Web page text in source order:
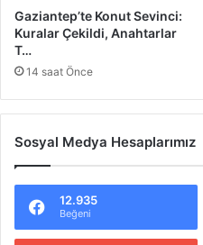
l
ı
y
r
d
i
r
g
n
Gaziantep’te Konut Sevinci:
Kuralar Çekildi, Anahtarlar
T…
14 saat Önce
Sosyal Medya Hesaplarımız
12.935
Beğeni